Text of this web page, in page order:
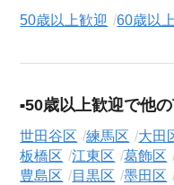
50歳以上歓迎 60歳以
50歳以上歓迎で他
世田谷区 練馬区 大田
板橋区
江東区 葛飾区
豊島区
目黒区 墨田区